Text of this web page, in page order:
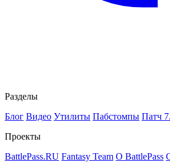
Разделы
Блог Видео Утилиты Пабстомпы Патч
Проекты
BattlePass.RU Fantasy Team О BattlePass